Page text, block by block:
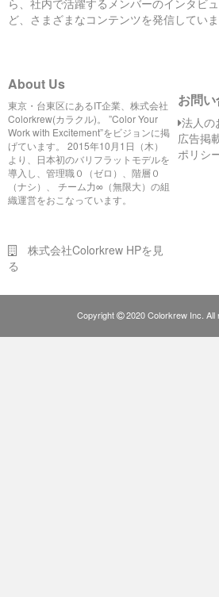
ら、社内で活躍するメンバーのインタビ
ど、さまざまなコンテンツを発信していま
About Us
東京・台東区にあるIT企業、株式会社
Colorkrew(カラクル)。 ”Color Your
Work with Excitement”をビジョンに掲
げています。 2015年10月1日（木）
より、日本初のバリフラットモデルを
導入し、管理職０（ゼロ）、階層０
（ナシ）、 チーム力∞（無限大）の組
織運営をおこなっています。
株式会社Colorkrew HPを見
る
お問
法人の
広告掲
ポリシ
Copyright ©
2020 Colorkrew Inc. All